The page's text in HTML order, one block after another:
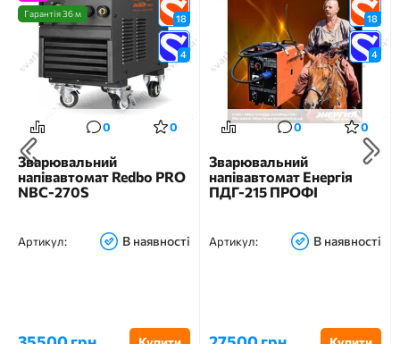
18
4
Гарантія 36 м
0 0
Зварювальний
напівавтомат Redbo PRO
NBC-270S
Артикул: В наявності
18
4
0 0
Зварювальний
напівавтомат Енергія
ПДГ-215 ПРОФІ
Артикул: В наявності